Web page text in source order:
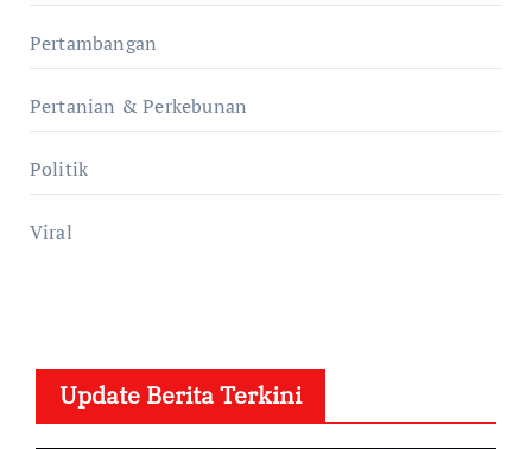
Pertambangan
Pertanian & Perkebunan
Politik
Viral
Update Berita Terkini